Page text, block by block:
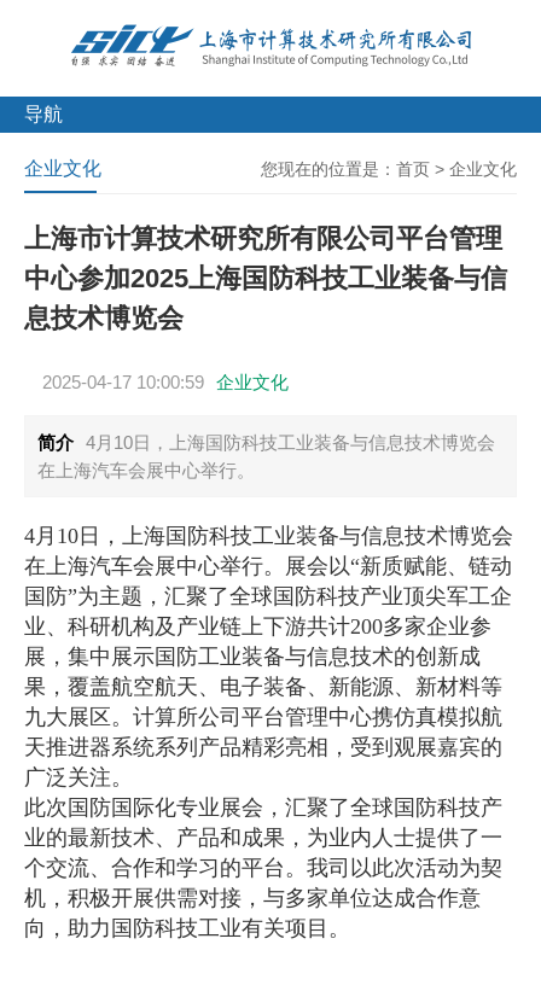
导航
您现在的位置是： 首页 > 企业文化
企业文化
上海市计算技术研究所有限公司平台管理
中心参加2025上海国防科技工业装备与信
息技术博览会
2025-04-17 10:00:59 企业文化
简介 4月10日，上海国防科技工业装备与信息技术博览会
在上海汽车会展中心举行。
4月10日，上海国防科技工业装备与信息技术博览会
在上海汽车会展中心举行。展会以“新质赋能、链动
国防”为主题，汇聚了全球国防科技产业顶尖军工企
业、科研机构及产业链上下游共计200多家企业参
展，集中展示国防工业装备与信息技术的创新成
果，覆盖航空航天、电子装备、新能源、新材料等
九大展区。计算所公司平台管理中心携仿真模拟航
天推进器系统系列产品精彩亮相，受到观展嘉宾的
广泛关注。
此次国防国际化专业展会，汇聚了全球国防科技产
业的最新技术、产品和成果，为业内人士提供了一
个交流、合作和学习的平台。我司以此次活动为契
机，积极开展供需对接，与多家单位达成合作意
向，助力国防科技工业有关项目。